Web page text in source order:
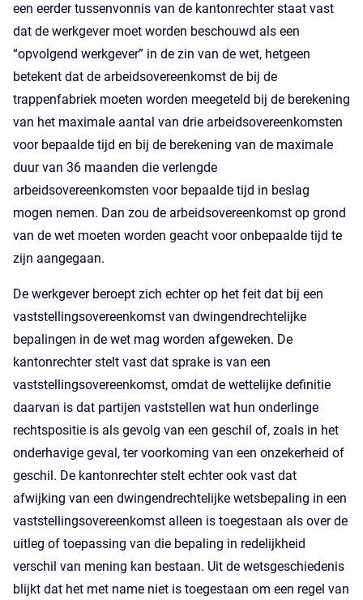
een eerder tussenvonnis van de kantonrechter staat vast
dat de werkgever moet worden beschouwd als een
“opvolgend werkgever” in de zin van de wet, hetgeen
betekent dat de arbeidsovereenkomst de bij de
trappenfabriek moeten worden meegeteld bij de berekening
van het maximale aantal van drie arbeidsovereenkomsten
voor bepaalde tijd en bij de berekening van de maximale
duur van 36 maanden die verlengde
arbeidsovereenkomsten voor bepaalde tijd in beslag
mogen nemen. Dan zou de arbeidsovereenkomst op grond
van de wet moeten worden geacht voor onbepaalde tijd te
zijn aangegaan.
De werkgever beroept zich echter op het feit dat bij een
vaststellingsovereenkomst van dwingendrechtelijke
bepalingen in de wet mag worden afgeweken. De
kantonrechter stelt vast dat sprake is van een
vaststellingsovereenkomst, omdat de wettelijke definitie
daarvan is dat partijen vaststellen wat hun onderlinge
rechtspositie is als gevolg van een geschil of, zoals in het
onderhavige geval, ter voorkoming van een onzekerheid of
geschil. De kantonrechter stelt echter ook vast dat
afwijking van een dwingendrechtelijke wetsbepaling in een
vaststellingsovereenkomst alleen is toegestaan als over de
uitleg of toepassing van die bepaling in redelijkheid
verschil van mening kan bestaan. Uit de wetsgeschiedenis
blijkt dat het met name niet is toegestaan om een regel van